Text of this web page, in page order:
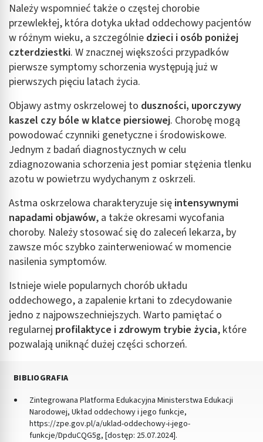
Należy wspomnieć także o częstej chorobie
przewlekłej, która dotyka układ oddechowy pacjentów
w różnym wieku, a szczególnie dzieci i osób poniżej
czterdziestki. W znacznej większości przypadków
pierwsze symptomy schorzenia występują już w
pierwszych pięciu latach życia.
Objawy astmy oskrzelowej to duszności, uporczywy
kaszel czy bóle w klatce piersiowej. Chorobę mogą
powodować czynniki genetyczne i środowiskowe.
Jednym z badań diagnostycznych w celu
zdiagnozowania schorzenia jest pomiar stężenia tlenku
azotu w powietrzu wydychanym z oskrzeli.
Astma oskrzelowa charakteryzuje się intensywnymi
napadami objawów, a także okresami wycofania
choroby. Należy stosować się do zaleceń lekarza, by
zawsze móc szybko zainterweniować w momencie
nasilenia symptomów.
Istnieje wiele popularnych chorób układu
oddechowego, a zapalenie krtani to zdecydowanie
jedno z najpowszechniejszych. Warto pamiętać o
regularnej profilaktyce i zdrowym trybie życia, które
pozwalają uniknąć dużej części schorzeń.
BIBLIOGRAFIA
Zintegrowana Platforma Edukacyjna Ministerstwa Edukacji
Narodowej, Układ oddechowy i jego funkcje,
https://zpe.gov.pl/a/uklad-oddechowy-i-jego-
funkcje/DpduCQG5g, [dostęp: 25.07.2024].
Funkcje specjalne IAB:
Użycie dokładnych danych geolokalizacyjnych
Identyfikowanie urządzeń na podstawie
aktywnie żądanych informacji
Cele przetwarzania inne niż IAB:
Niezbędne
Wydajność (Performance)
Reklama / śledzenie